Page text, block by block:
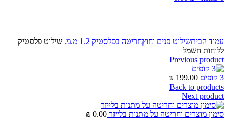
עמוד הביתשילוט פנים וחוץחריטה בפלסטיק 1.2 מ.מ.
שילוט פלסטיק
ללוחות חשמל
Previous product
3 קופים 199.00
₪
Back to products
Next product
סימון מוצרים וחריטה על מתנות בלייזר 0.00
₪